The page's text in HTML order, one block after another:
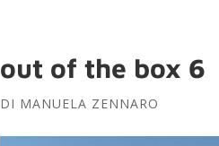
out of the box 6
DI MANUELA ZENNARO